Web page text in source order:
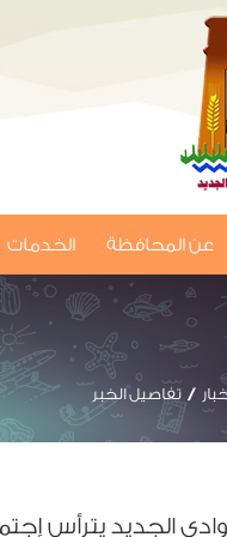
عن المحافظة الخدمات
تفاصيل الخبر
الجديد يترأس